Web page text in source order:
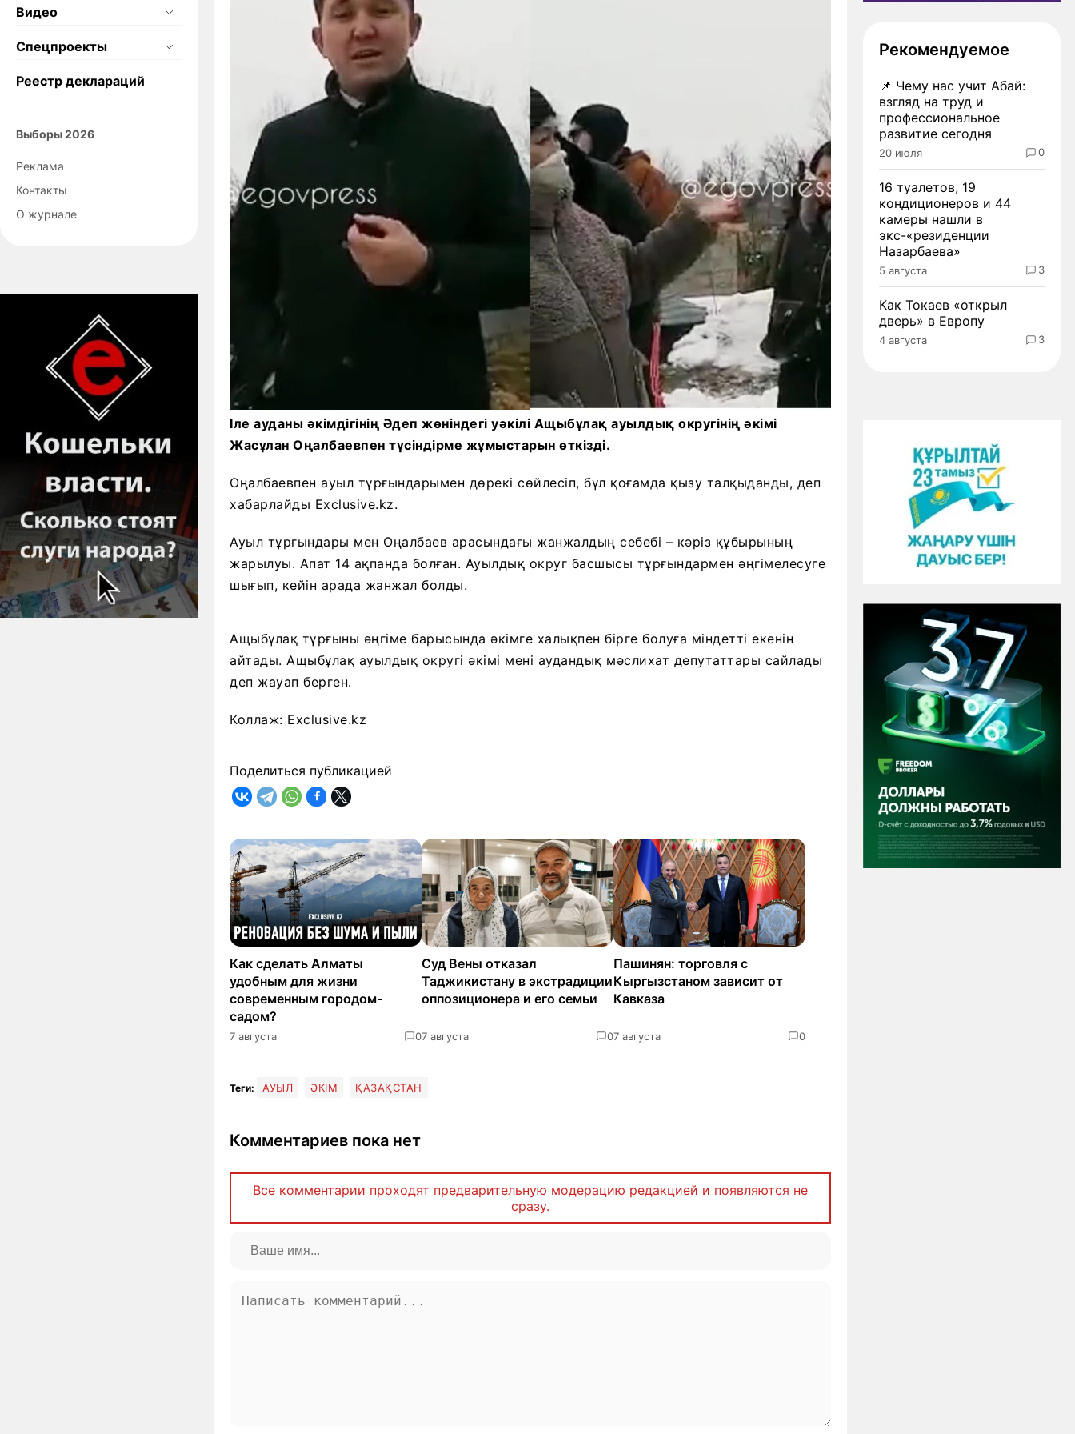
Видео
Спецпроекты
Реестр деклараций
Выборы 2026
Реклама
Контакты
О журнале
Іле ауданы әкімдігінің Әдеп жөніндегі уәкілі Ащыбұлақ ауылдық округінің әкімі
Жасұлан Оңалбаевпен түсіндірме жұмыстарын өткізді.
Оңалбаевпен ауыл тұрғындарымен дөрекі сөйлесіп, бұл қоғамда қызу талқыданды, деп
хабарлайды Exclusive.kz.
Ауыл тұрғындары мен Оңалбаев арасындағы жанжалдың себебі – кәріз құбырының
жарылуы. Апат 14 ақпанда болған. Ауылдық округ басшысы тұрғындармен әңгімелесуге
шығып, кейін арада жанжал болды.
Ащыбұлақ тұрғыны әңгіме барысында әкімге халықпен бірге болуға міндетті екенін
айтады. Ащыбұлақ ауылдық округі әкімі мені аудандық мәслихат депутаттары сайлады
деп жауап берген.
Коллаж: Exclusive.kz
Поделиться публикацией
Как сделать Алматы
удобным для жизни
современным городом-
садом?
7 августа 0
Суд Вены отказал
Таджикистану в экстрадиции
оппозиционера и его семьи
7 августа 0
Пашинян: торговля с
Кыргызстаном зависит от
Кавказа
7 августа 0
Теги: АУЫЛ ӘКІМ ҚАЗАҚСТАН
Комментариев пока нет
Все комментарии проходят предварительную модерацию редакцией и появляются не
сразу.
Рекомендуемое
📌 Чему нас учит Абай:
взгляд на труд и
профессиональное
развитие сегодня
20 июля 0
16 туалетов, 19
кондиционеров и 44
камеры нашли в
экс-«резиденции
Назарбаева»
5 августа 3
Как Токаев «открыл
дверь» в Европу
4 августа 3